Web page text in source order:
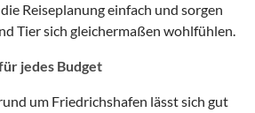
Reiseplanung einfach und sorgen
Tier sich gleichermaßen wohlfühlen.
jedes Budget
um Friedrichshafen lässt sich gut